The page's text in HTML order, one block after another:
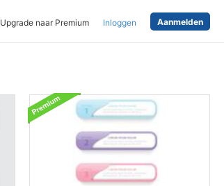
Upgrade naar Premium Inloggen Aanmelden